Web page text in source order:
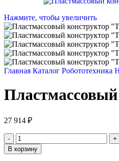
Нажмите, чтобы увеличить
Главная Каталог Робототехника
27 914 ₽
В корзину